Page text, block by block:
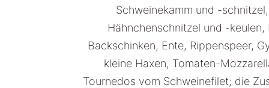
Schweinekamm und -
Hähnchenschnitzel und -
Backschinken, Ente, Rippenspeer,
kleine Haxen, Tomaten-
Tournedos vom Schweinefilet; die